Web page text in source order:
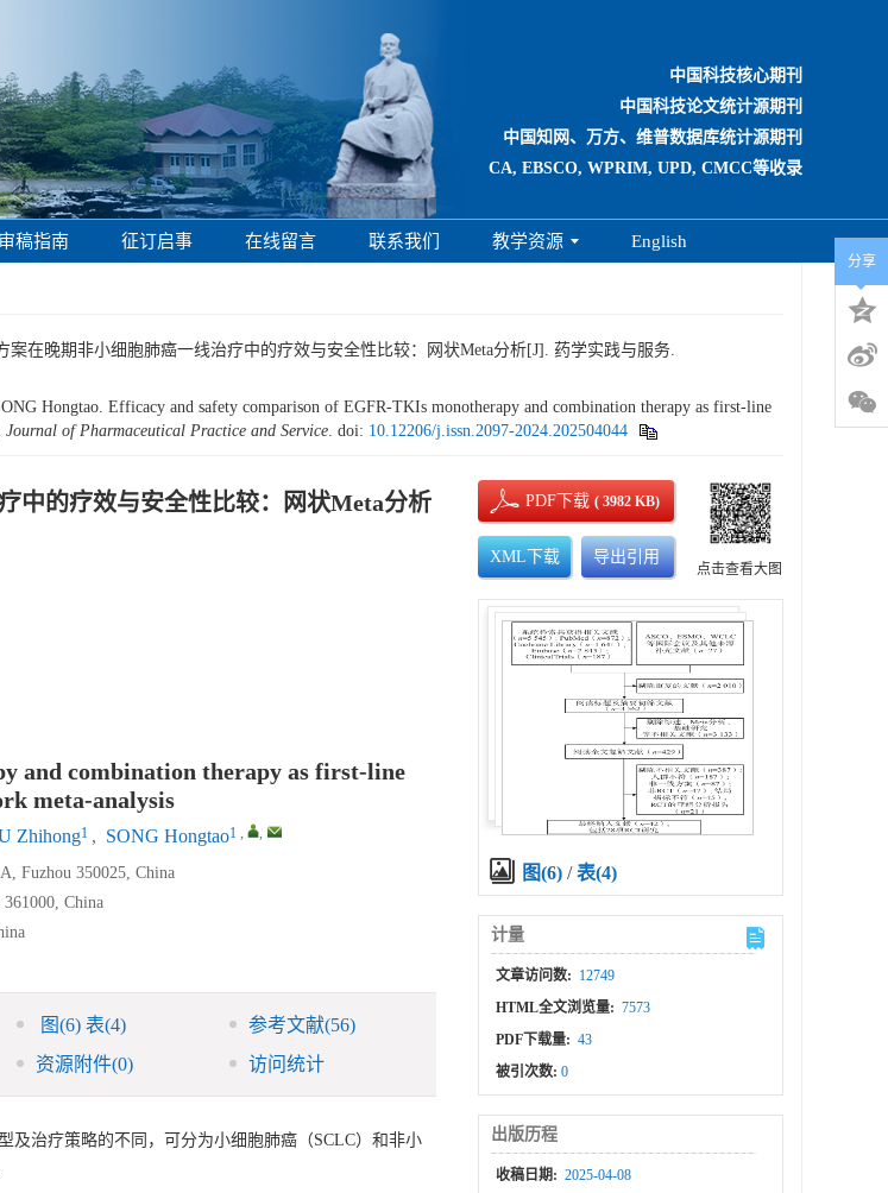
中国科技核心期刊
中国科技论文统计源期刊
中国知网、万方、维普数据库统计源期刊
CA, EBSCO, WPRIM, UPD, CMCC等收录
审稿指南 征订启事 在线留言 联系我们 教学资源 English
在晚期非小细胞肺癌一线治疗中的疗效与安全性比较：网状Meta分析[J]. 药学实践与服务.
Hongtao. Efficacy and safety comparison of EGFR-TKIs monotherapy and combination therapy as first-line
Journal of Pharmaceutical Practice and Service. doi: 10.12206/j.issn.2097-2024.202504044
中的疗效与安全性比较：网状Meta分析
and combination therapy as first-line
meta-analysis
Zhihong1 , SONG Hongtao1 , ,
Fuzhou 350025, China
China
图(6) 表(4) 参考文献(56)
资源附件(0) 访问统计
及治疗策略的不同，可分为小细胞肺癌（SCLC）和非小
PDF下载( 3982 KB)
XML下载 导出引用
点击查看大图
图(6) /表(4)
计量
文章访问数: 12749
HTML全文浏览量: 7573
PDF下载量: 43
被引次数:0
出版历程
收稿日期: 2025-04-08
分享